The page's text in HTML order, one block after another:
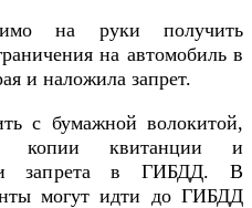
на руки получить
на автомобиль в
и наложила запрет.
с бумажной волокитой,
копии квитанции и
запрета в ГИБДД. В
могут идти до ГИБДД